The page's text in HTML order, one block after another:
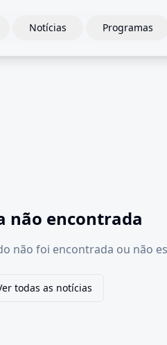
Notícias Programas
não encontrada
não foi encontrada ou não
todas as notícias